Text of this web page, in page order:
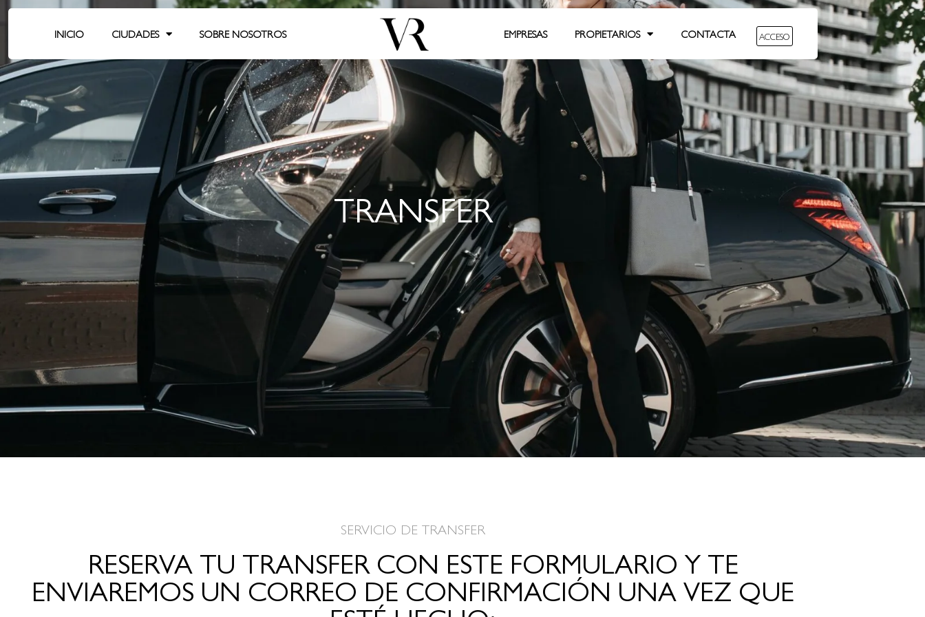
INICIO CIUDADES SOBRE NOSOTROS EMPRESAS PROPIETARIOS CONTACTA ACCESO
TRANSFER
SERVICIO DE TRANSFER
RESERVA TU TRANSFER CON ESTE FORMULARIO Y TE
ENVIAREMOS UN CORREO DE CONFIRMACIÓN UNA VEZ QUE